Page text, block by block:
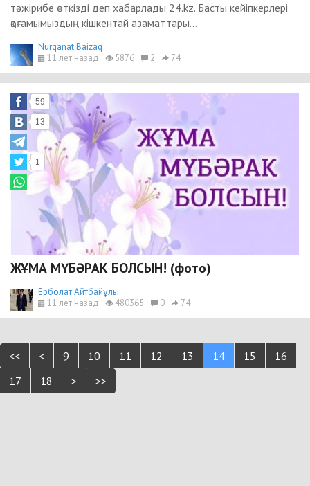
тәжірибе өткізді деп хабарлады 24.kz. Басты кейіпкерлері
қоғамымыздың кішкентай азаматтары...
Nurqanat Baizaq
11 лет назад
5876 2 74
59
13
1
ЖҰМА МҮБӘРАК БОЛСЫН! (фото)
Ерболат Айтбайұлы
11 лет назад
480365 0 74
<< < 9 10 11 12 13 14 15
16
17
18 > >>